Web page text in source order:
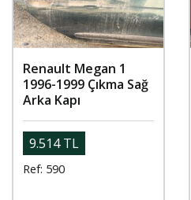
Renault Megan 1
1996-1999 Çıkma Sağ
Arka Kapı
9.514 TL
Ref: 590